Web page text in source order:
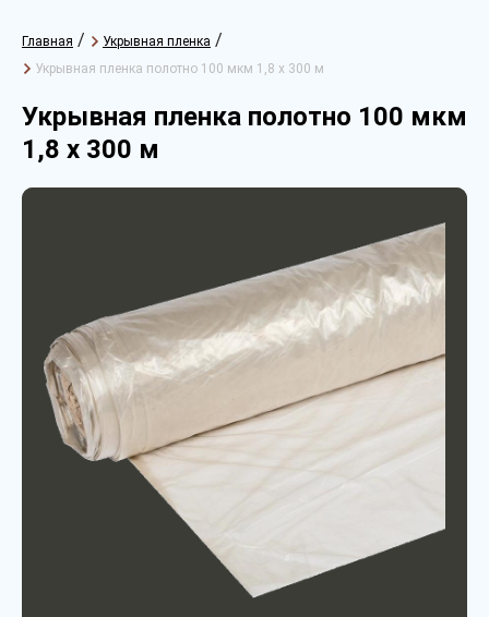
Главная / Укрывная пленка /
Укрывная пленка полотно 100 мкм 1,8 х 300 м
Укрывная пленка полотно 100 мкм
1,8 х 300 м